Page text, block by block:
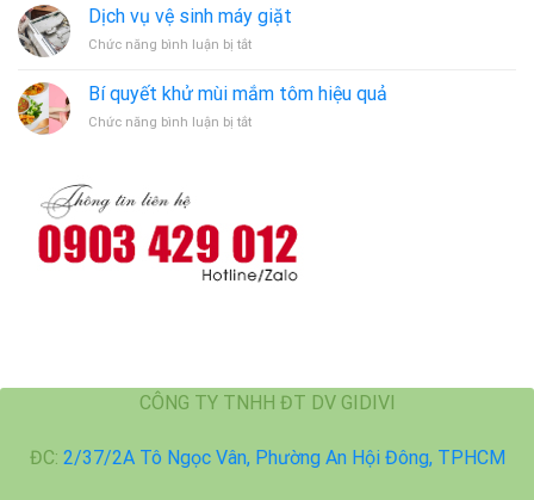
giặt
thảm
Bến
Dịch vụ vệ sinh máy giặt
Chức năng bình luận bị tắtở
vụ
vệ
sinh
Bí quyết khử mùi mắm tôm hiệu quả
Chức năng bình luận bị tắtở
mắm
tôm
hiệu
quả
CÔNG TY TNHH ĐT DV GIDIVI
ĐC: 2/37/2A Tô Ngọc Vân, Phường An Hội Đông, TPHCM